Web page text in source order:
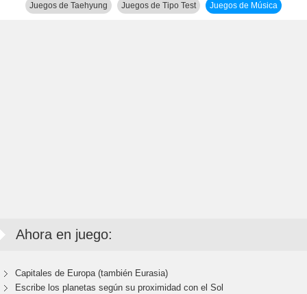
Juegos de Taehyung Juegos de Tipo Test Juegos de Música
Ahora en juego:
Capitales de Europa (también Eurasia)
Escribe los planetas según su proximidad con el Sol